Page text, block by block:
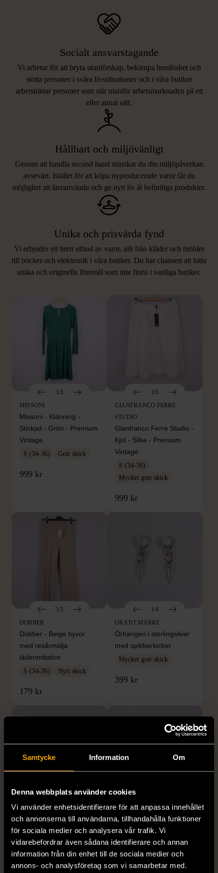
Samtycke Information Om
Denna webbplats använder cookies
Vi använder enhetsidentifierare för att anpassa innehållet
och annonserna till användarna, tillhandahålla funktioner
för sociala medier och analysera vår trafik. Vi
vidarebefordrar även sådana identifierare och annan
information från din enhet till de sociala medier och
annons- och analysföretag som vi samarbetar med.
Socialt ansvarstagande
Vi arbetar för att bryta utanförskap, bekämpa hemlöshet och
stötta personer i svåra livssituationer och i våra butiker
arbetstränar personer som står utanför arbetsmarknaden på ett
eller annat sätt.
Hållbart och miljövänligt
Genom att handla second hand minskar du din miljöpåverkan
avsevärt. Istället för att köpa nyproducerade varor får du
möjlighet att återanvända och ge nytt liv åt befintliga produkter.
Unika och prisvärda fynd
Vi erbjuder ett brett utbud av varor, allt från kläder och möbler
till böcker och elektronik i våra butiker. Du har chansen att hitta
unika och originella föremål som inte finns i vanliga butiker.
LIKNANDE PRODUKTER
Hitta produkter som påminner om denna
1/5
MISSONI
Missoni - Klänning -
Stickad - Grön - Premium
Vintage
S (34-36) Gott skick
999 kr
1/5
GIANFRANCO FERRE
STUDIO
Gianfranco Ferre Studio -
Kjol - Silke - Premium
Vintage
S (34-36)
Mycket gott skick
999 kr
1/5
DOBBER
Dobber - Beige byxor
med resårmidja
läderimitation
S (34-36) Nytt skick
179 kr
1/4
OKÄNT MÄRKE
Örhängen i sterlingsilver
med spikberlocker
Mycket gott skick
399 kr
KUMKUM
KumKum Ring i
sterlingsilver med svarta
stenar
Gott skick
OKÄNT MÄRKE
Armband med färgglada
kulor
Gott skick